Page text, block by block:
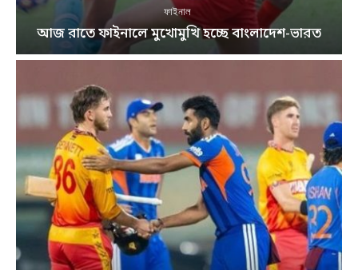
ফাইনাল
আজ রাতে ফাইনালে মুখোমুখি হচ্ছে বাংলাদেশ-ভারত